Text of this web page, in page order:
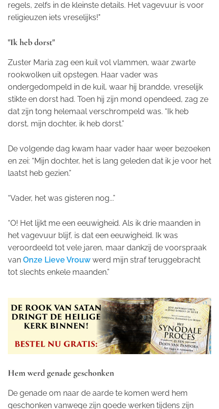
regels, zelfs in de kleinste details. Het vagevuur is voor
religieuzen iets vreselijks!"
"Ik heb dorst"
Zuster Maria zag een kuil vol vlammen, waar zwarte
rookwolken uit opstegen. Haar vader was
ondergedompeld in de kuil, waar hij brandde, vreselijk
stikte en dorst had. Toen hij zijn mond opendeed, zag ze
dat zijn tong helemaal verschrompeld was. “Ik heb
dorst, mijn dochter, ik heb dorst.”
De volgende dag kwam haar vader haar weer bezoeken
en zei: “Mijn dochter, het is lang geleden dat ik je voor het
laatst heb gezien.”
“Vader, het was gisteren nog...”
“O! Het lijkt me een eeuwigheid. Als ik drie maanden in
het vagevuur blijf, is dat een eeuwigheid. Ik was
veroordeeld tot vele jaren, maar dankzij de voorspraak
van Onze Lieve Vrouw werd mijn straf teruggebracht
tot slechts enkele maanden.”
Hem werd genade geschonken
De genade om naar de aarde te komen werd hem
geschonken vanwege zijn goede werken tijdens zijn